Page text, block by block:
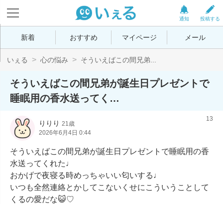
投稿する
通知
新着 おすすめ マイページ メール
いぇる 心の悩み そういえばこの間兄弟...
そういえばこの間兄弟が誕生日プレゼントで
睡眠用の香水送ってく…
りりり 21歳
2026年6月4日 0:44
13
そういえばこの間兄弟が誕生日プレゼントで睡眠用の香
水送ってくれた♩
おかげで夜寝る時めっちゃいい匂いする♩
いつも全然連絡とかしてこないくせにこういうことして
くるの愛だな😺♡